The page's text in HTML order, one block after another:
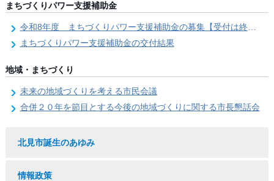
まちづくりパワー支援補助金
令和8年度 まちづくりパワー支援補助金の募集【受付は終了しました。】
まちづくりパワー支援補助金の交付結果
地域・まちづくり
未来の地域づくりを考える市民会議
合併２０年を節目とする今後の地域づくりに関する市長懇話会
北見市誕生のあゆみ
情報政策